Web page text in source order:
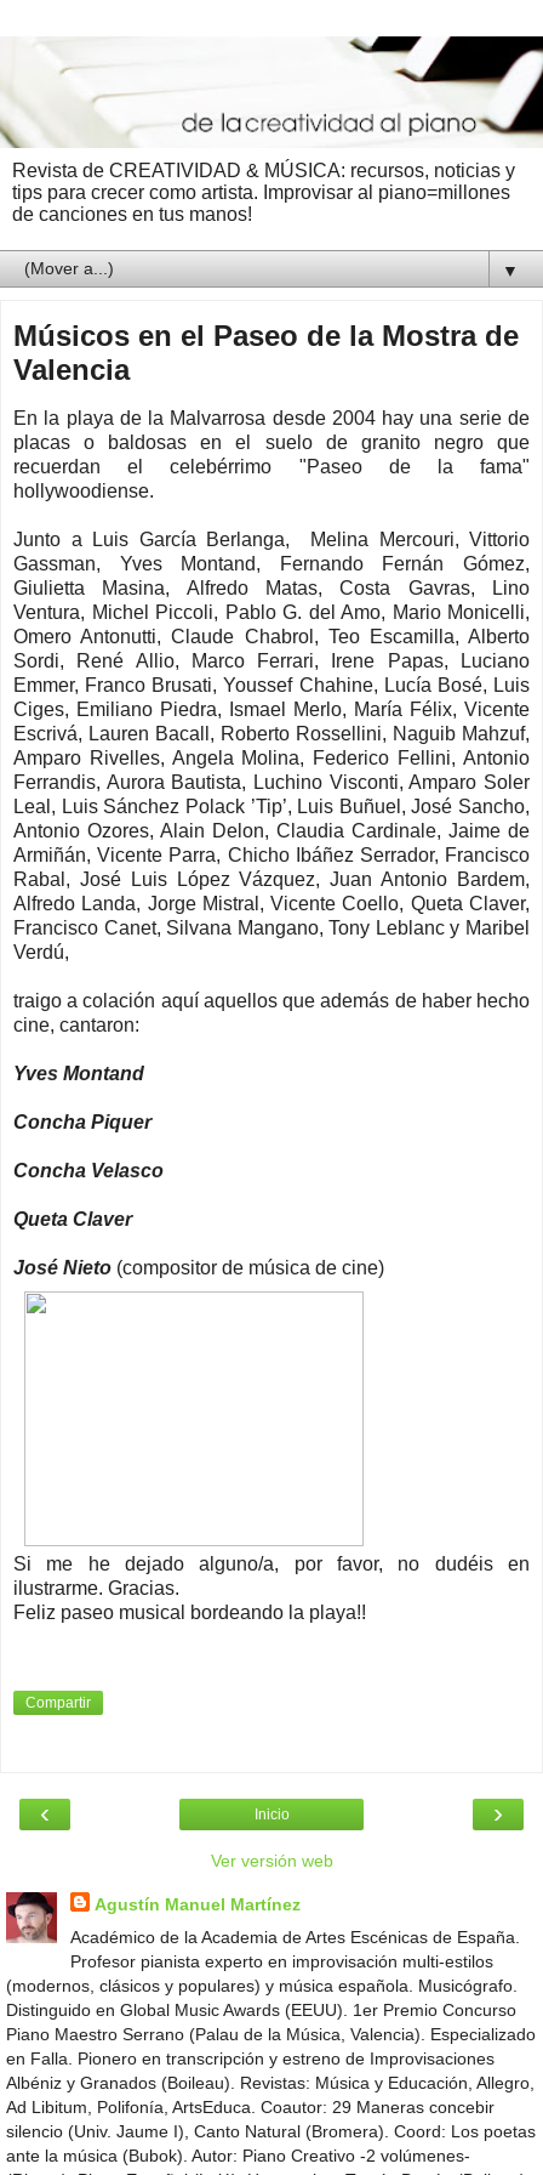
Revista de CREATIVIDAD & MÚSICA: recursos, noticias y
tips para crecer como artista. Improvisar al piano=millones
de canciones en tus manos!
▼
Músicos en el Paseo de la Mostra de
Valencia
En la playa de la Malvarrosa desde 2004 hay una serie de
placas o baldosas en el suelo de granito negro que
recuerdan el celebérrimo "Paseo de la fama"
hollywoodiense.
Junto a Luis García Berlanga, Melina Mercouri, Vittorio
Gassman, Yves Montand, Fernando Fernán Gómez,
Giulietta Masina, Alfredo Matas, Costa Gavras, Lino
Ventura, Michel Piccoli, Pablo G. del Amo, Mario Monicelli,
Omero Antonutti, Claude Chabrol, Teo Escamilla, Alberto
Sordi, René Allio, Marco Ferrari, Irene Papas, Luciano
Emmer, Franco Brusati, Youssef Chahine, Lucía Bosé, Luis
Ciges, Emiliano Piedra, Ismael Merlo, María Félix, Vicente
Escrivá, Lauren Bacall, Roberto Rossellini, Naguib Mahzuf,
Amparo Rivelles, Angela Molina, Federico Fellini, Antonio
Ferrandis, Aurora Bautista, Luchino Visconti, Amparo Soler
Leal, Luis Sánchez Polack ’Tip’, Luis Buñuel, José Sancho,
Antonio Ozores, Alain Delon, Claudia Cardinale, Jaime de
Armiñán, Vicente Parra, Chicho Ibáñez Serrador, Francisco
Rabal, José Luis López Vázquez, Juan Antonio Bardem,
Alfredo Landa, Jorge Mistral, Vicente Coello, Queta Claver,
Francisco Canet, Silvana Mangano, Tony Leblanc y Maribel
Verdú,
traigo a colación aquí aquellos que además de haber hecho
cine, cantaron:
Yves Montand
Concha Piquer
Concha Velasco
Queta Claver
José Nieto (compositor de música de cine)
Si me he dejado alguno/a, por favor, no dudéis en
ilustrarme. Gracias.
Feliz paseo musical bordeando la playa!!
Compartir
‹ ›
Inicio
Ver versión web
Agustín Manuel Martínez
Académico de la Academia de Artes Escénicas de España.
Profesor pianista experto en improvisación multi-estilos
(modernos, clásicos y populares) y música española. Musicógrafo.
Distinguido en Global Music Awards (EEUU). 1er Premio Concurso
Piano Maestro Serrano (Palau de la Música, Valencia). Especializado
en Falla. Pionero en transcripción y estreno de Improvisaciones
Albéniz y Granados (Boileau). Revistas: Música y Educación, Allegro,
Ad Libitum, Polifonía, ArtsEduca. Coautor: 29 Maneras concebir
silencio (Univ. Jaume I), Canto Natural (Bromera). Coord: Los poetas
ante la música (Bubok). Autor: Piano Creativo -2 volúmenes-